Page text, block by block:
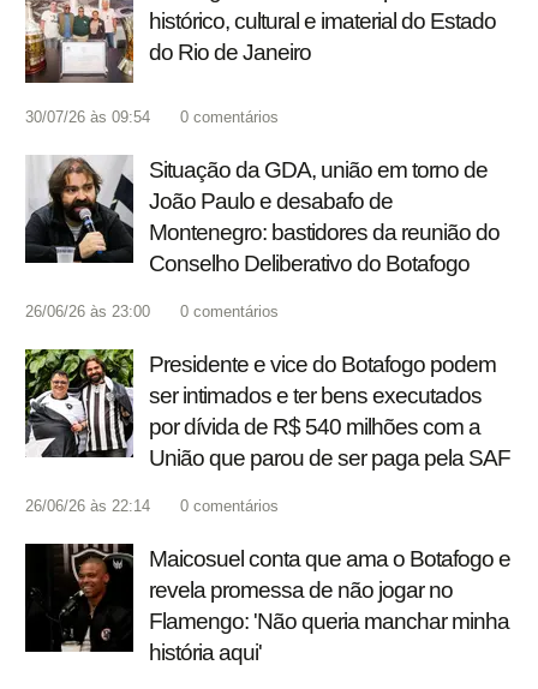
histórico, cultural e imaterial do Estado
do Rio de Janeiro
30/07/26 às 09:54 0 comentários
Situação da GDA, união em torno de
João Paulo e desabafo de
Montenegro: bastidores da reunião do
Conselho Deliberativo do Botafogo
26/06/26 às 23:00 0 comentários
Presidente e vice do Botafogo podem
ser intimados e ter bens executados
por dívida de R$ 540 milhões com a
União que parou de ser paga pela SAF
26/06/26 às 22:14 0 comentários
Maicosuel conta que ama o Botafogo e
revela promessa de não jogar no
Flamengo: 'Não queria manchar minha
história aqui'